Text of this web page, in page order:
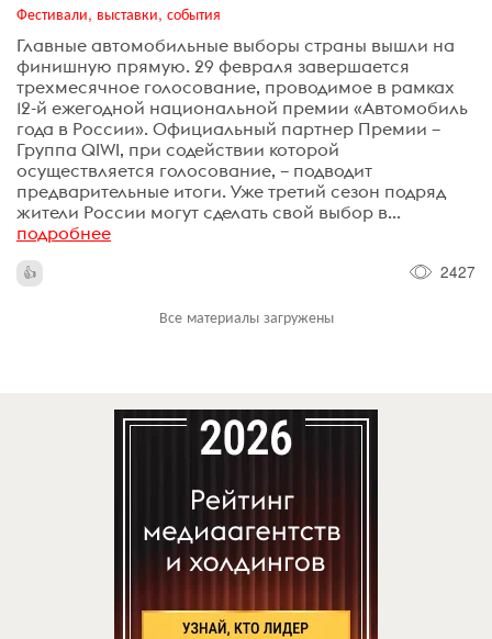
Фестивали, выставки, события
Главные автомобильные выборы страны вышли на
финишную прямую. 29 февраля завершается
трехмесячное голосование, проводимое в рамках
12-й ежегодной национальной премии «Автомобиль
года в России». Официальный партнер Премии –
Группа QIWI, при содействии которой
осуществляется голосование, – подводит
предварительные итоги. Уже третий сезон подряд
жители России могут сделать свой выбор в...
подробнее
2427
Все материалы загружены